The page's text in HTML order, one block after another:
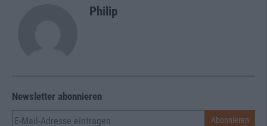
Philip
Newsletter abonnieren